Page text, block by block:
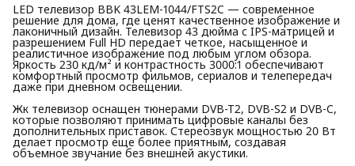
LED телевизор BBK 43LEM-1044/FTS2C — современное
решение для дома, где ценят качественное изображение и
лаконичный дизайн. Телевизор 43 дюйма с IPS-матрицей и
разрешением Full HD передает четкое, насыщенное и
реалистичное изображение под любым углом обзора.
Яркость 230 кд/м² и контрастность 3000:1 обеспечивают
комфортный просмотр фильмов, сериалов и телепередач
даже при дневном освещении.
Жк телевизор оснащен тюнерами DVB-T2, DVB-S2 и DVB-C,
которые позволяют принимать цифровые каналы без
дополнительных приставок. Стереозвук мощностью 20 Вт
делает просмотр еще более приятным, создавая
объемное звучание без внешней акустики.